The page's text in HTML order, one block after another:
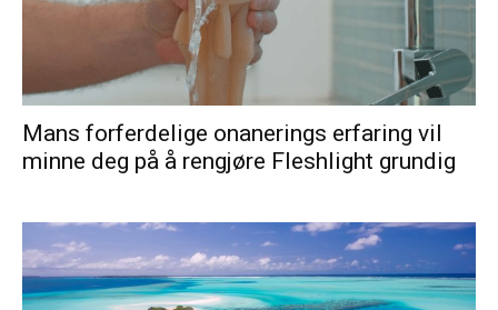
Mans forferdelige onanerings erfaring vil
minne deg på å rengjøre Fleshlight grundig